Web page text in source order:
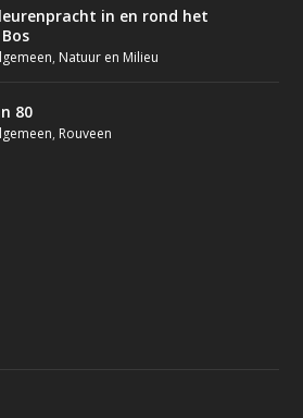
in en rond het
, Natuur en Milieu
80
, Rouveen